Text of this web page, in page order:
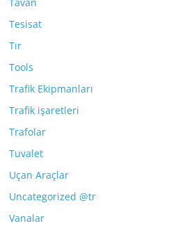
Tesisat
Tır
Tools
Trafik Ekipmanları
Trafik işaretleri
Trafolar
Tuvalet
Uçan Araçlar
Uncategorized @tr
Vanalar